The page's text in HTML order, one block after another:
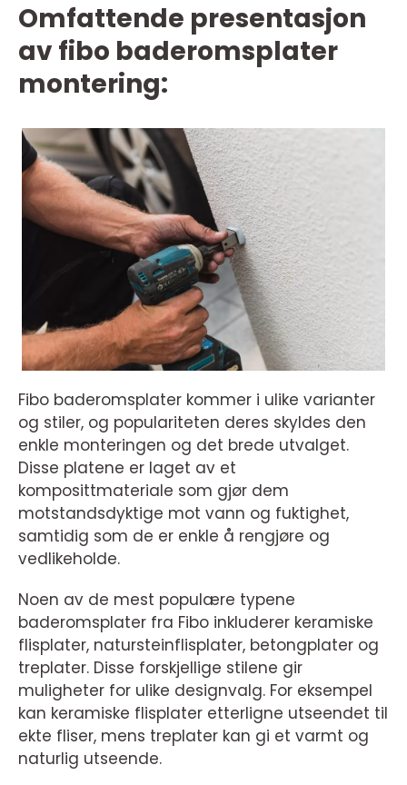
Omfattende presentasjon
av fibo baderomsplater
montering:
Fibo baderomsplater kommer i ulike varianter
og stiler, og populariteten deres skyldes den
enkle monteringen og det brede utvalget.
Disse platene er laget av et
komposittmateriale som gjør dem
motstandsdyktige mot vann og fuktighet,
samtidig som de er enkle å rengjøre og
vedlikeholde.
Noen av de mest populære typene
baderomsplater fra Fibo inkluderer keramiske
flisplater, natursteinflisplater, betongplater og
treplater. Disse forskjellige stilene gir
muligheter for ulike designvalg. For eksempel
kan keramiske flisplater etterligne utseendet til
ekte fliser, mens treplater kan gi et varmt og
naturlig utseende.